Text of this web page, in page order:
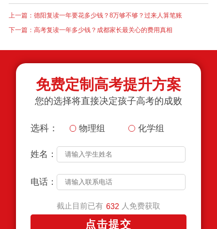
上一篇： 德阳复读一年要花多少钱？8万够不够？过来人算笔账
下一篇： 高考复读一年多少钱？成都家长最关心的费用真相
免费定制高考提升方案
您的选择将直接决定孩子高考的成败
选科： 物理组 化学组
姓名：
电话：
截止目前已有 632 人免费获取